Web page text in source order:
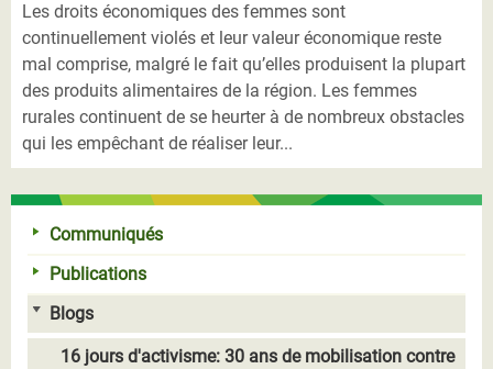
Les droits économiques des femmes sont
continuellement violés et leur valeur économique reste
mal comprise, malgré le fait qu’elles produisent la plupart
des produits alimentaires de la région. Les femmes
rurales continuent de se heurter à de nombreux obstacles
qui les empêchant de réaliser leur...
Communiqués
Publications
Blogs
16 jours d'activisme: 30 ans de mobilisation contre